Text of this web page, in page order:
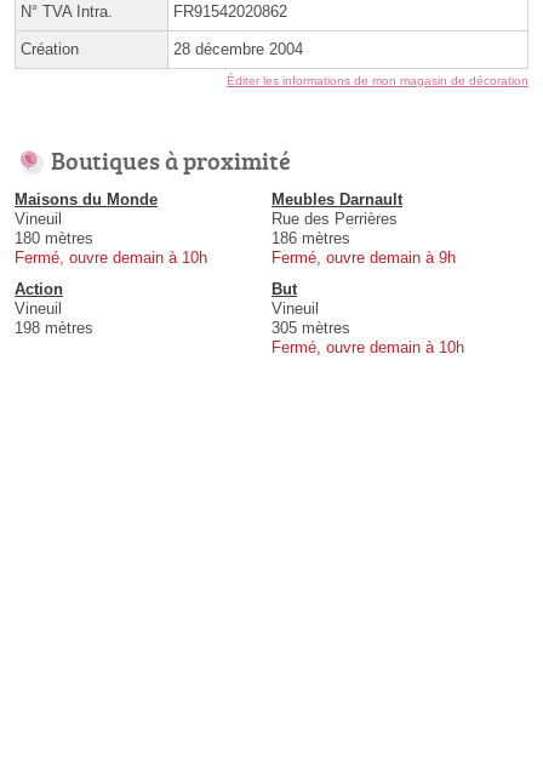
N° TVA Intra. FR91542020862
Création 28 décembre 2004
Éditer les informations de mon magasin de décoration
Boutiques à proximité
Maisons du Monde
Vineuil
180 mètres
Fermé, ouvre demain à 10h
Meubles Darnault
Rue des Perrières
186 mètres
Fermé, ouvre demain à 9h
Action
Vineuil
198 mètres
But
Vineuil
305 mètres
Fermé, ouvre demain à 10h